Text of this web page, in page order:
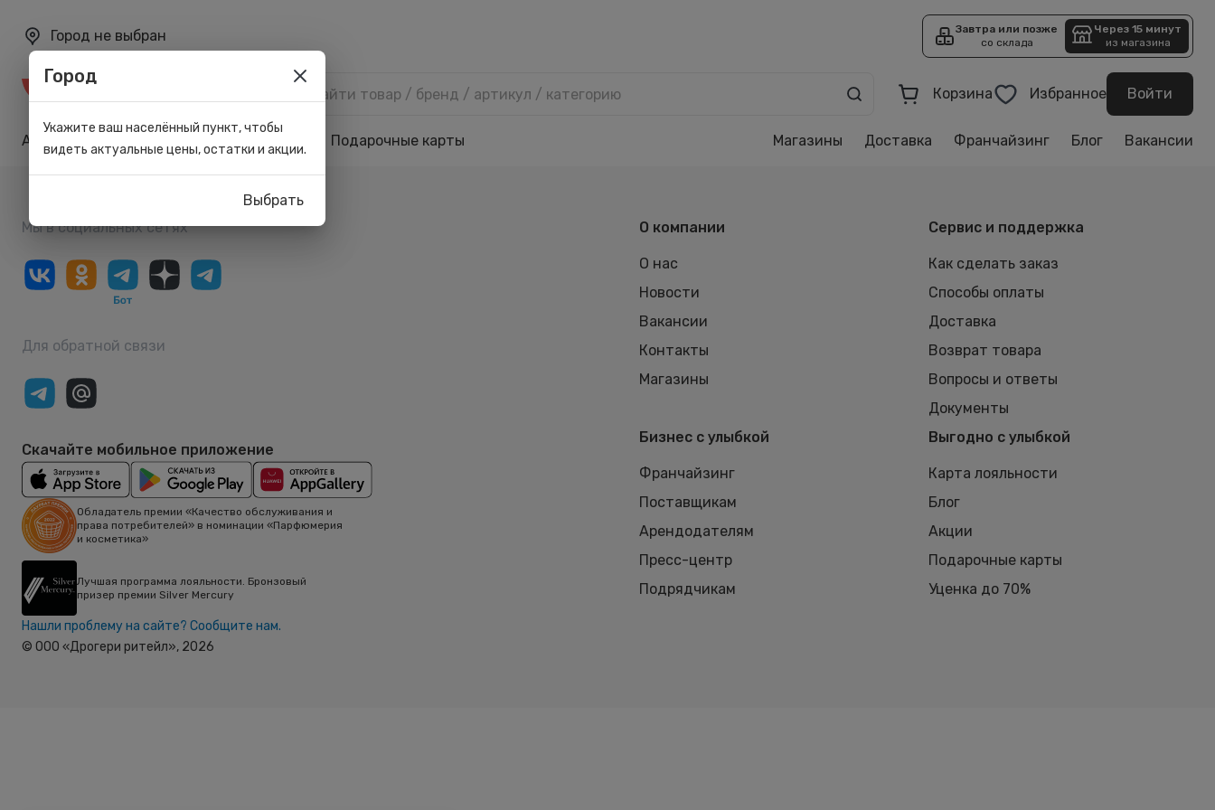
Город не выбран
Завтра или позже
со склада
Через 15 минут
из магазина
Корзина Избранное Войти
Акции Карта лояльности Подарочные карты Магазины Доставка Франчайзинг Блог Вакансии
Мы в социальных сетях
Для обратной связи
Скачайте мобильное приложение
Обладатель премии «Качество обслуживания и
права потребителей» в номинации «Парфюмерия
и косметика»
Лучшая программа лояльности. Бронзовый
призер премии Silver Mercury
Нашли проблему на сайте? Сообщите нам.
© ООО «Дрогери ритейл», 2026
О компании
О нас
Новости
Вакансии
Контакты
Магазины
Сервис и поддержка
Как сделать заказ
Способы оплаты
Доставка
Возврат товара
Вопросы и ответы
Документы
Бизнес с улыбкой
Франчайзинг
Поставщикам
Арендодателям
Пресс-центр
Подрядчикам
Выгодно с улыбкой
Карта лояльности
Блог
Акции
Подарочные карты
Уценка до 70%
Город
Укажите ваш населённый пункт, чтобы
видеть актуальные цены, остатки и акции.
Выбрать